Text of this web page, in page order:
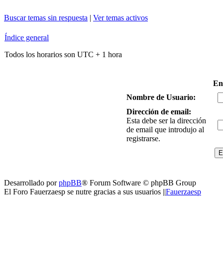
Buscar temas sin respuesta | Ver temas activos
Índice general
Todos los horarios son UTC + 1 hora
Nombre de Usuario:
Dirección de email:
Esta debe ser la dirección
de email que introdujo al
registrarse.
Desarrollado porphpBB® Forum Software © phpBB Group
El Foro Fauerzaesp se nutre gracias a sus usuarios ||Fauerzaesp